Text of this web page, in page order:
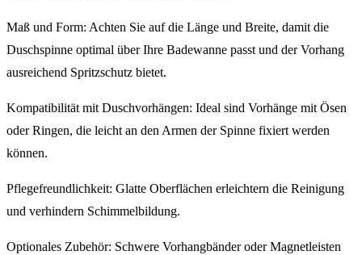
Maß und Form: Achten Sie auf die Länge und Breite, damit die
Duschspinne optimal über Ihre Badewanne passt und der Vorhang
ausreichend Spritzschutz bietet.
Kompatibilität mit Duschvorhängen: Ideal sind Vorhänge mit Ösen
oder Ringen, die leicht an den Armen der Spinne fixiert werden
können.
Pflegefreundlichkeit: Glatte Oberflächen erleichtern die Reinigung
und verhindern Schimmelbildung.
Optionales Zubehör: Schwere Vorhangbänder oder Magnetleisten